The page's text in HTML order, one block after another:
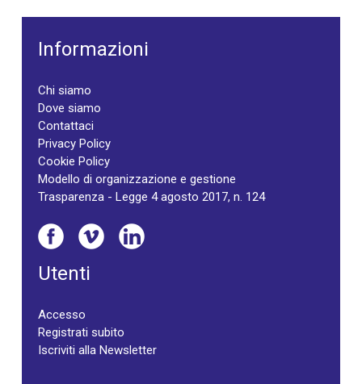
Informazioni
Chi siamo
Dove siamo
Contattaci
Privacy Policy
Cookie Policy
Modello di organizzazione e gestione
Trasparenza - Legge 4 agosto 2017, n. 124
Utenti
Accesso
Registrati subito
Iscriviti alla Newsletter